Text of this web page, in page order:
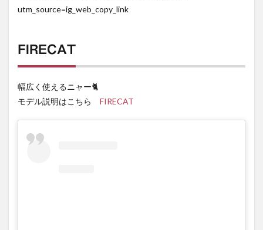
utm_source=ig_web_copy_link
FIRECAT
幅広く使えるニャー🐈
モデル説明はこちら FIRECAT